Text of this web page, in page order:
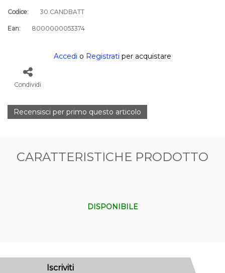
Codice: 30.CANDBATT
Ean: 8000000053374
Accedi o Registrati per acquistare
Condividi
Recensisci per primo questo articolo
CARATTERISTICHE PRODOTTO
DISPONIBILE
Iscriviti